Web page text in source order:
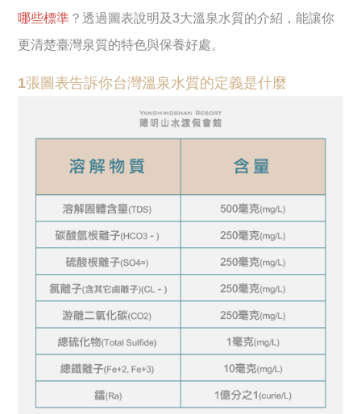
哪些標準 ？透過圖表說明及3大溫泉水質的介紹，能讓你
更清楚臺灣泉質的特色與保養好處。
1張圖表告訴你台灣溫泉水質的定義是什麼